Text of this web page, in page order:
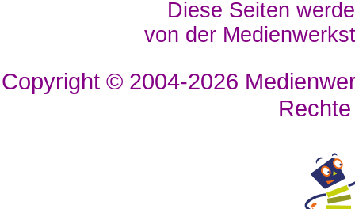
Diese Seiten
von der
Copyright © 2004-2026